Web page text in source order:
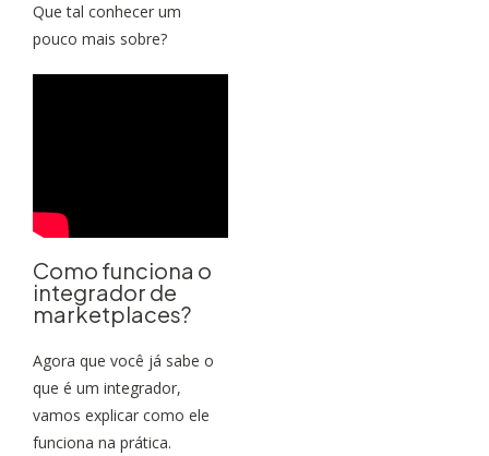
Que tal conhecer um
pouco mais sobre?
Como funciona o
integrador de
marketplaces?
Agora que você já sabe o
que é um integrador,
vamos explicar como ele
funciona na prática.